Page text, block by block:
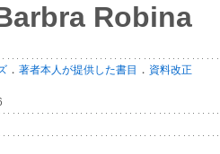
Robina
． 著者本人が提供した書目 ． 資料改正